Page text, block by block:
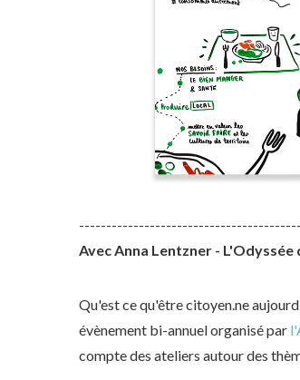
Avec Anna Lentzner -
Qu'est ce qu'être citoyen.ne
évènement bi-annuel organisé par
compte des ateliers autour des